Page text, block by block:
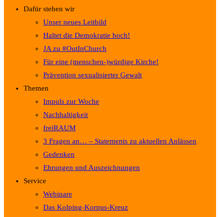
Dafür stehen wir
Unser neues Leitbild
Haltet die Demokratie hoch!
JA zu #OutInChurch
Für eine (menschen-)würdige Kirche!
Prävention sexualisierter Gewalt
Themen
Impuls zur Woche
Nachhaltigkeit
freiRAUM
3 Fragen an… – Statements zu aktuellen Anlässen
Gedenken
Ehrungen und Auszeichnungen
Service
Webinare
Das Kolping-Korpus-Kreuz